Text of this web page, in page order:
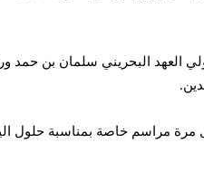
العهد البحريني سلمان بن
مراسم خاصة بمناسبة حلول